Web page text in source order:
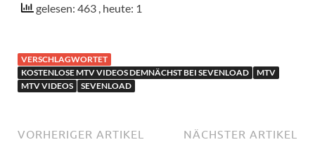
gelesen: 463 , heute: 1
VERSCHLAGWORTET
KOSTENLOSE MTV VIDEOS DEMNÄCHST BEI SEVENLOAD
MTV
MTV VIDEOS
SEVENLOAD
VORHERIGER ARTIKEL NÄCHSTER ARTIKEL